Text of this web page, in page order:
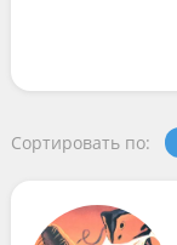
Сортировать по: